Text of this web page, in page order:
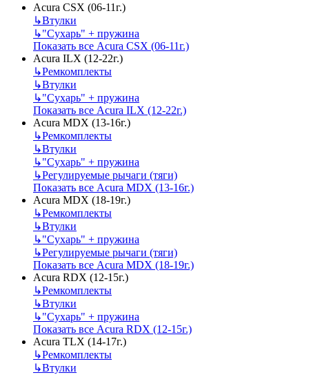
Acura CSX (06-11г.)
↳Втулки
↳"Сухарь" + пружина
Показать все Acura CSX (06-11г.)
Acura ILX (12-22г.)
↳Ремкомплекты
↳Втулки
↳"Сухарь" + пружина
Показать все Acura ILX (12-22г.)
Acura MDX (13-16г.)
↳Ремкомплекты
↳Втулки
↳"Сухарь" + пружина
↳Регулируемые рычаги (тяги)
Показать все Acura MDX (13-16г.)
Acura MDX (18-19г.)
↳Ремкомплекты
↳Втулки
↳"Сухарь" + пружина
↳Регулируемые рычаги (тяги)
Показать все Acura MDX (18-19г.)
Acura RDX (12-15г.)
↳Ремкомплекты
↳Втулки
↳"Сухарь" + пружина
Показать все Acura RDX (12-15г.)
Acura TLX (14-17г.)
↳Ремкомплекты
↳Втулки